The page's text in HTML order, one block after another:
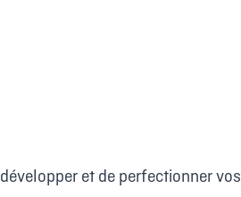
et de perfectionner vos